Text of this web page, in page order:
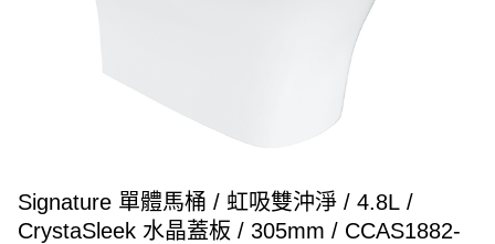
Signature 單體馬桶 / 虹吸雙沖淨 / 4.8L /
CrystaSleek 水晶蓋板 / 305mm / CCAS1882-